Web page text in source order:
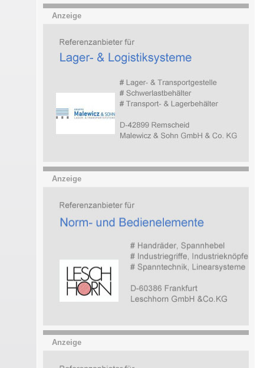
Anzeige
Anzeige
Anzeige